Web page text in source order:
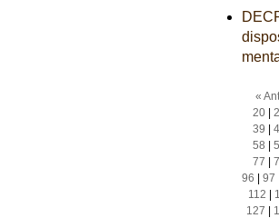
«
20|
39
58
77
96
97
112
127